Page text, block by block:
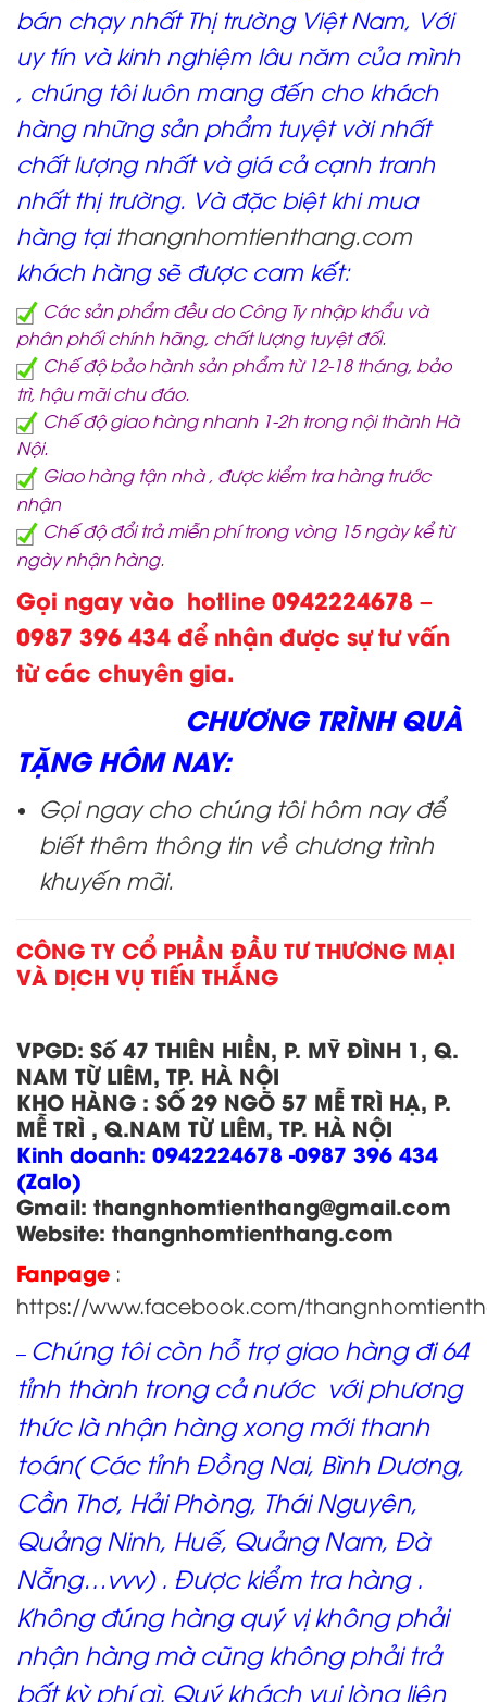
bán chạy nhất Thị trường Việt Nam, Với
uy tín và kinh nghiệm lâu năm của mình
, chúng tôi luôn mang đến cho khách
hàng những sản phẩm tuyệt vời nhất
chất lượng nhất và giá cả cạnh tranh
nhất thị trường. Và đặc biệt khi mua
hàng tại thangnhomtienthang.com
khách hàng sẽ được cam kết:
Các sản phẩm đều do Công Ty nhập khẩu và
phân phối chính hãng, chất lượng tuyệt đối.
Chế độ bảo hành sản phẩm từ 12-18 tháng, bảo
trì, hậu mãi chu đáo.
Chế độ giao hàng nhanh 1-2h trong nội thành Hà
Nội.
Giao hàng tận nhà , được kiểm tra hàng trước
nhận
Chế độ đổi trả miễn phí trong vòng 15 ngày kể từ
ngày nhận hàng.
Gọi ngay vào hotline 0942224678 –
0987 396 434 để nhận được sự tư vấn
từ các chuyên gia.
CHƯƠNG TRÌNH QUÀ
TẶNG HÔM NAY:
Gọi ngay cho chúng tôi hôm nay để
biết thêm thông tin về chương trình
khuyến mãi.
CÔNG TY CỔ PHẦN ĐẦU TƯ THƯƠNG MẠI
VÀ DỊCH VỤ TIẾN THẮNG
VPGD: Số 47 THIÊN HIỀN, P. MỸ ĐÌNH 1, Q.
NAM TỪ LIÊM, TP. HÀ NỘI
KHO HÀNG : SỐ 29 NGÕ 57 MỄ TRÌ HẠ, P.
MỄ TRÌ , Q.NAM TỪ LIÊM, TP. HÀ NỘI
Kinh doanh: 0942224678 -0987 396 434
(Zalo)
Gmail: thangnhomtienthang@gmail.com
Website: thangnhomtienthang.com
Fanpage :
https://www.facebook.com/
– Chúng tôi còn hỗ trợ giao hàng đi 64
tỉnh thành trong cả nước với phương
thức là nhận hàng xong mới thanh
toán( Các tỉnh Đồng Nai, Bình Dương,
Cần Thơ, Hải Phòng, Thái Nguyên,
Quảng Ninh, Huế, Quảng Nam, Đà
Nẵng…vvv) . Được kiểm tra hàng .
Không đúng hàng quý vị không phải
nhận hàng mà cũng không phải trả
bất kỳ phí gì. Quý khách vui lòng liên